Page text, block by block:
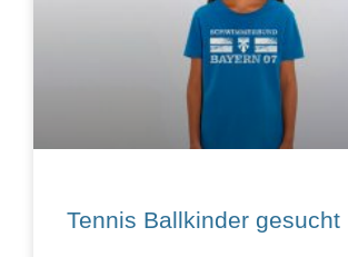
Tennis Ballkinder gesucht